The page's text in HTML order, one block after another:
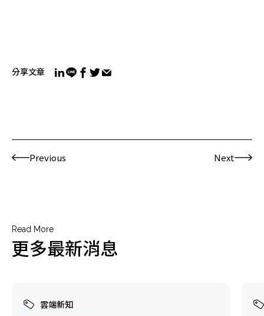
分享文章
Previous Next
Read More
更多最新消息
雲端新知